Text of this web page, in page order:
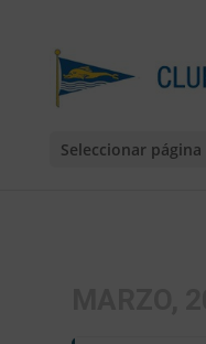
Seleccionar página